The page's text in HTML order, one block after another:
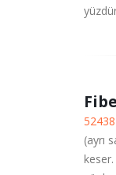
52438
(ayrı
keser.